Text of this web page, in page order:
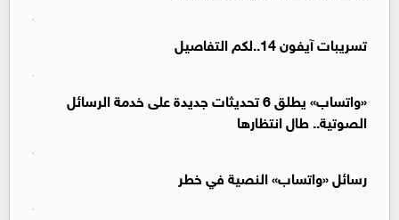
تسريبات آيفون 14..لكم التفاصيل
«واتساب» يطلق 6 تحديثات جديدة على خدمة الرسائل
الصوتية.. طال انتظارها
رسائل «واتساب» النصية في خطر